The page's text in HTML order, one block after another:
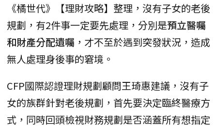
《橘世代》【理財攻略】整理，沒有子女的老後
規劃，有2件事一定要先處理，分別是預立醫囑
和財產分配遺囑 ，才不至於遇到突發狀況，造成
無人處理身後事的窘境。
CFP國際認證理財規劃顧問王琦惠建議，沒有子
女的族群針對老後規劃，首先要決定臨終醫療方
式，同時回頭檢視財務規劃是否涵蓋所有想指定